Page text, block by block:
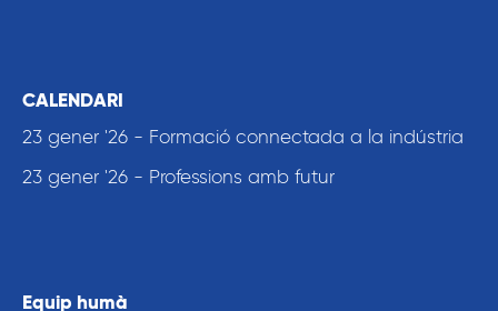
CALENDARI
23 gener '26 - Formació connectada a la indústria
23 gener '26 - Professions amb futur
Equip humà